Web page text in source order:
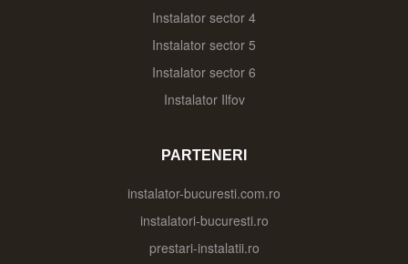
Instalator sector 4
Instalator sector 5
Instalator sector 6
Instalator Ilfov
PARTENERI
instalator-bucuresti.com.ro
instalatori-bucuresti.ro
prestari-instalatii.ro